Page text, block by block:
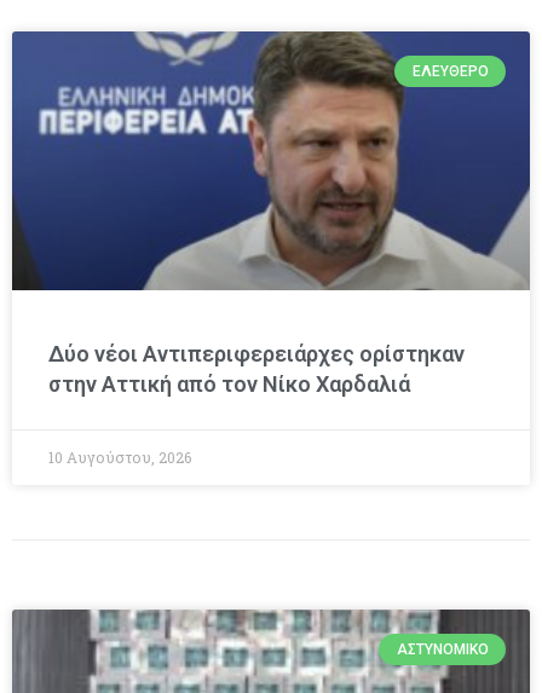
ΕΛΕΎΘΕΡΟ
Δύο νέοι Αντιπεριφερειάρχες ορίστηκαν
στην Αττική από τον Νίκο Χαρδαλιά
10 Αυγούστου, 2026
ΑΣΤΥΝΟΜΙΚΌ